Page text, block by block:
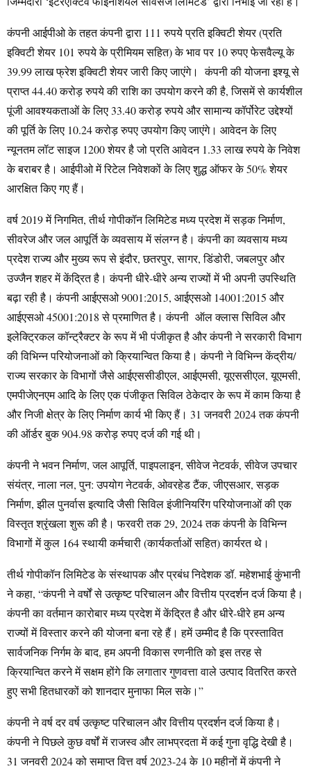
कंपनी आईपीओ के तहत कंपनी द्वारा 111 रुपये प्रति इक्विटी शेयर (प्रति
इक्विटी शेयर 101 रुपये के प्रीमियम सहित) के भाव पर 10 रुपए फेसवैल्यू के
39.99 लाख फ्रेश इक्विटी शेयर जारी किए जाएंगे। कंपनी की योजना इश्यू से
प्राप्त 44.40 करोड़ रुपये की राशि का उपयोग करने की है, जिसमें से कार्यशील
पूंजी आवश्यकताओं के लिए 33.40 करोड़ रुपये और सामान्य कॉर्पोरेट उद्देश्यों
की पूर्ति के लिए 10.24 करोड़ रुपए उपयोग किए जाएंगे। आवेदन के लिए
न्यूनतम लॉट साइज 1200 शेयर है जो प्रति आवेदन 1.33 लाख रुपये के निवेश
के बराबर है। आईपीओ में रिटेल निवेशकों के लिए शुद्ध ऑफर के 50% शेयर
आरक्षित किए गए हैं।
वर्ष 2019 में निगमित, तीर्थ गोपीकॉन लिमिटेड मध्य प्रदेश में सड़क निर्माण,
सीवरेज और जल आपूर्ति के व्यवसाय में संलग्न है। कंपनी का व्यवसाय मध्य
प्रदेश राज्य और मुख्य रूप से इंदौर, छतरपुर, सागर, डिंडोरी, जबलपुर और
उज्जैन शहर में केंद्रित है। कंपनी धीरे-धीरे अन्य राज्यों में भी अपनी उपस्थिति
बढ़ा रही है। कंपनी आईएसओ 9001:2015, आईएसओ 14001:2015 और
आईएसओ 45001:2018 से प्रमाणित है। कंपनी ऑल क्लास सिविल और
इलेक्ट्रिकल कॉन्ट्रैक्टर के रूप में भी पंजीकृत है और कंपनी ने सरकारी विभाग
की विभिन्न परियोजनाओं को क्रियान्वित किया है। कंपनी ने विभिन्न केंद्रीय/
राज्य सरकार के विभागों जैसे आईएससीडीएल, आईएमसी, यूएससीएल, यूएमसी,
एमपीजेएनएम आदि के लिए एक पंजीकृत सिविल ठेकेदार के रूप में काम किया है
और निजी क्षेत्र के लिए निर्माण कार्य भी किए हैं। 31 जनवरी 2024 तक कंपनी
की ऑर्डर बुक 904.98 करोड़ रुपए दर्ज की गई थी।
कंपनी ने भवन निर्माण, जल आपूर्ति, पाइपलाइन, सीवेज नेटवर्क, सीवेज उपचार
संयंत्र, नाला नल, पुन: उपयोग नेटवर्क, ओवरहेड टैंक, जीएसआर, सड़क
निर्माण, झील पुनर्वास इत्यादि जैसी सिविल इंजीनियरिंग परियोजनाओं की एक
विस्तृत श्रृंखला शुरू की है। फरवरी तक 29, 2024 तक कंपनी के विभिन्न
विभागों में कुल 164 स्थायी कर्मचारी (कार्यकर्ताओं सहित) कार्यरत थे।
तीर्थ गोपीकॉन लिमिटेड के संस्थापक और प्रबंध निदेशक डॉ. महेशभाई कुंभानी
ने कहा, “कंपनी ने वर्षों से उत्कृष्ट परिचालन और वित्तीय प्रदर्शन दर्ज किया है।
कंपनी का वर्तमान कारोबार मध्य प्रदेश में केंद्रित है और धीरे-धीरे हम अन्य
राज्यों में विस्तार करने की योजना बना रहे हैं। हमें उम्मीद है कि प्रस्तावित
सार्वजनिक निर्गम के बाद, हम अपनी विकास रणनीति को इस तरह से
क्रियान्वित करने में सक्षम होंगे कि लगातार गुणवत्ता वाले उत्पाद वितरित करते
हुए सभी हितधारकों को शानदार मुनाफा मिल सके।”
कंपनी ने वर्ष दर वर्ष उत्कृष्ट परिचालन और वित्तीय प्रदर्शन दर्ज किया है।
कंपनी ने पिछले कुछ वर्षों में राजस्व और लाभप्रदता में कई गुना वृद्धि देखी है।
31 जनवरी 2024 को समाप्त वित्त वर्ष 2023-24 के 10 महीनों में कंपनी ने